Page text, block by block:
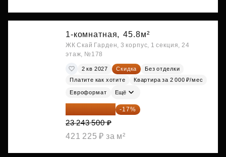
1-комнатная, 45.8м²
ЖК Скай Гарден, 3 корпус, 1 секция, 24
этаж, №178
2 кв 2027 Скидка
Без отделки
Платите как хотите
Квартира за 2 000 ₽/мес
Евроформат Ещё
19 292 105 ₽ -17%
23 243 500 ₽
421 225 ₽ за м²